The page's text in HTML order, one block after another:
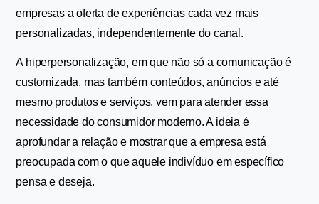
empresas a oferta de experiências cada vez mais
personalizadas, independentemente do canal.
A hiperpersonalização, em que não só a comunicação é
customizada, mas também conteúdos, anúncios e até
mesmo produtos e serviços, vem para atender essa
necessidade do consumidor moderno. A ideia é
aprofundar a relação e mostrar que a empresa está
preocupada com o que aquele indivíduo em específico
pensa e deseja.